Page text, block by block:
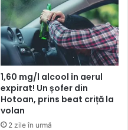
1,60 mg/l alcool în aerul
expirat! Un șofer din
Hotoan, prins beat criță la
volan
2 zile în urmă